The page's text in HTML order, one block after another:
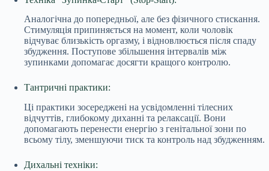
Аналогічна до попередньої, але без фізичного стискання.
Стимуляція припиняється на момент, коли чоловік
відчуває близькість оргазму, і відновлюється після спаду
збудження. Поступове збільшення інтервалів між
зупинками допомагає досягти кращого контролю.
Тантричні практики:
Ці практики зосереджені на усвідомленні тілесних
відчуттів, глибокому диханні та релаксації. Вони
допомагають перенести енергію з генітальної зони по
всьому тілу, зменшуючи тиск та контроль над збудженням.
Дихальні техніки: